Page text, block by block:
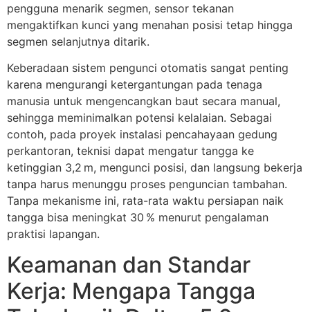
pengguna menarik segmen, sensor tekanan
mengaktifkan kunci yang menahan posisi tetap hingga
segmen selanjutnya ditarik.
Keberadaan sistem pengunci otomatis sangat penting
karena mengurangi ketergantungan pada tenaga
manusia untuk mengencangkan baut secara manual,
sehingga meminimalkan potensi kelalaian. Sebagai
contoh, pada proyek instalasi pencahayaan gedung
perkantoran, teknisi dapat mengatur tangga ke
ketinggian 3,2 m, mengunci posisi, dan langsung bekerja
tanpa harus menunggu proses penguncian tambahan.
Tanpa mekanisme ini, rata-rata waktu persiapan naik
tangga bisa meningkat 30 % menurut pengalaman
praktisi lapangan.
Keamanan dan Standar
Kerja: Mengapa Tangga